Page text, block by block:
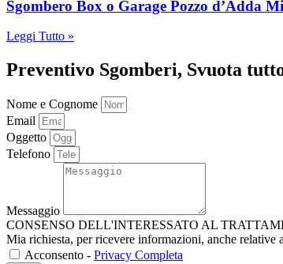
Sgombero Box o Garage Pozzo d’Adda
Leggi Tutto »
Preventivo Sgomberi, Svuota
Nome e Cognome
Email
Oggetto
Telefono
Messaggio
CONSENSO DELL'INTERESSATO AL
Mia richiesta, per ricevere informazioni, anche relative
Acconsento - Privacy Completa